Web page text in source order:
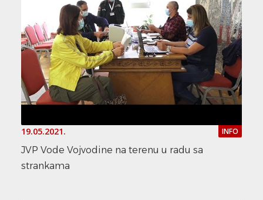
19.05.2021. INFO
JVP Vode Vojvodine na terenu u radu sa
strankama